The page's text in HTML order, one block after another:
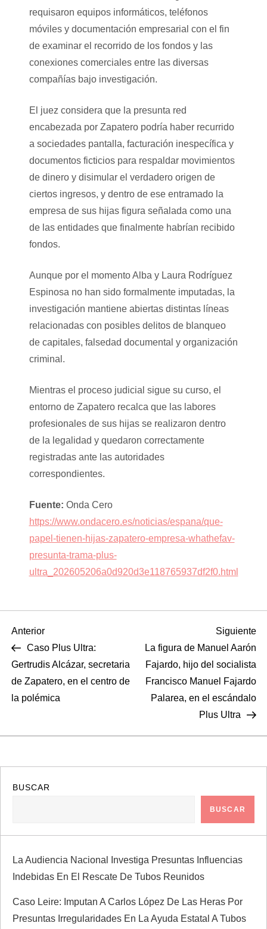
requisaron equipos informáticos, teléfonos
móviles y documentación empresarial con el fin
de examinar el recorrido de los fondos y las
conexiones comerciales entre las diversas
compañías bajo investigación.
El juez considera que la presunta red
encabezada por Zapatero podría haber recurrido
a sociedades pantalla, facturación inespecífica y
documentos ficticios para respaldar movimientos
de dinero y disimular el verdadero origen de
ciertos ingresos, y dentro de ese entramado la
empresa de sus hijas figura señalada como una
de las entidades que finalmente habrían recibido
fondos.
Aunque por el momento Alba y Laura Rodríguez
Espinosa no han sido formalmente imputadas, la
investigación mantiene abiertas distintas líneas
relacionadas con posibles delitos de blanqueo
de capitales, falsedad documental y organización
criminal.
Mientras el proceso judicial sigue su curso, el
entorno de Zapatero recalca que las labores
profesionales de sus hijas se realizaron dentro
de la legalidad y quedaron correctamente
registradas ante las autoridades
correspondientes.
Fuente: Onda Cero
https://www.ondacero.es/noticias/espana/que-
papel-tienen-hijas-zapatero-empresa-whathefav-
presunta-trama-plus-
ultra_202605206a0d920d3e118765937df2f0.html
N
a
v
i
ó
d
Entrada
anterior
Anterior
Caso Plus Ultra:
Gertrudis Alcázar, secretaria
de Zapatero, en el centro de
la polémica
Siguiente
La figura de Manuel Aarón
Fajardo, hijo del socialista
Francisco Manuel Fajardo
Palarea, en el escándalo
Plus Ultra
BUSCAR
BUSCAR
La Audiencia Nacional Investiga Presuntas Influencias
Indebidas En El Rescate De Tubos Reunidos
Caso Leire: Imputan A Carlos López De Las Heras Por
Presuntas Irregularidades En La Ayuda Estatal A Tubos